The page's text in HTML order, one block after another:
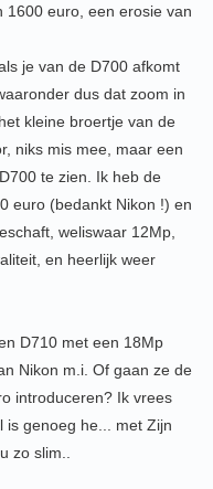
1600 euro, een erosie van
je van de D700 afkomt
dus dat zoom in
kleine broertje van de
niks mis mee, maar een
te zien. Ik heb de
euro (bedankt Nikon !) en
weliswaar 12Mp,
en heerlijk weer
D710 met een 18Mp
Nikon m.i. Of gaan ze de
introduceren? Ik vrees
is genoeg he... met Zijn
zo slim..